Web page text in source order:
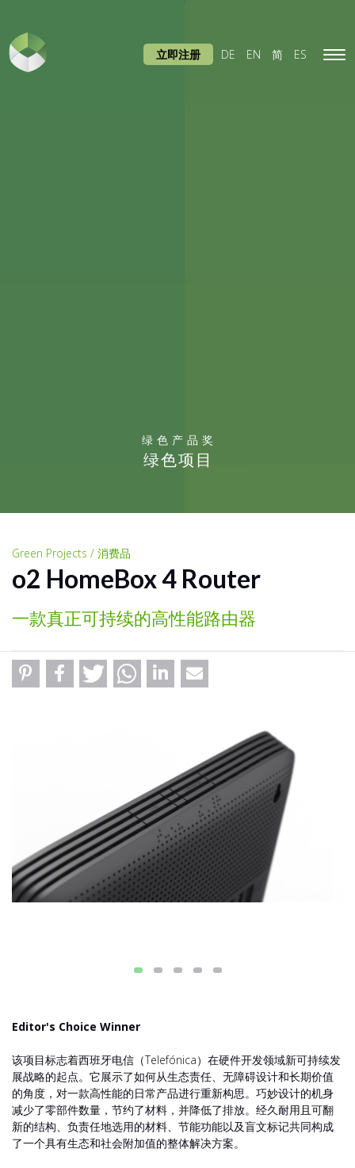
绿色产品奖
绿色项目
立即注册 DE EN 简 ES
Green Projects / 消费品
o2 HomeBox 4 Router
一款真正可持续的高性能路由器
Editor's Choice Winner
该项目标志着西班牙电信（Telefónica）在硬件开发领域新可持续发
展战略的起点。它展示了如何从生态责任、无障碍设计和长期价值
的角度，对一款高性能的日常产品进行重新构思。巧妙设计的机身
减少了零部件数量，节约了材料，并降低了排放。经久耐用且可翻
新的结构、负责任地选用的材料、节能功能以及盲文标记共同构成
了一个具有生态和社会附加值的整体解决方案。